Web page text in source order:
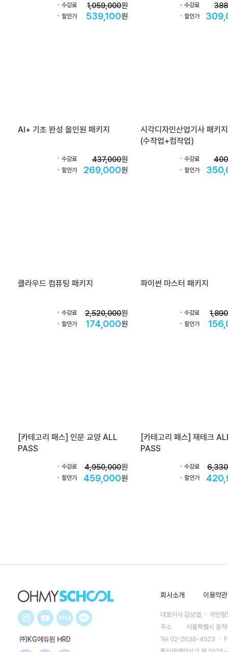
수강료 1,059,000원
할인가 539,100원
수강료
할인가
AI+ 기초 완성 올인원 패키지
수강료 437,000원
할인가 269,000원
시각디자인산업기사 패키지
(수작업+컴작업)
수강료
할인가
클라우드 컴퓨팅 패키지
수강료 2,520,000원
할인가 174,000원
파이썬 마스터 패키지
수강료
할인가
[카테고리 패스] 인문 교양 ALL
PASS
수강료 4,950,000원
할인가 459,000원
[카테고리 패스] 재테크
PASS
수강료
할인가
㈜KG에듀원 HRD
회사소개 이용약관
대표이사 김상엽 ㆍ 개인
주소
서울특별시 동
Tel 02-2636-4523 ㆍ